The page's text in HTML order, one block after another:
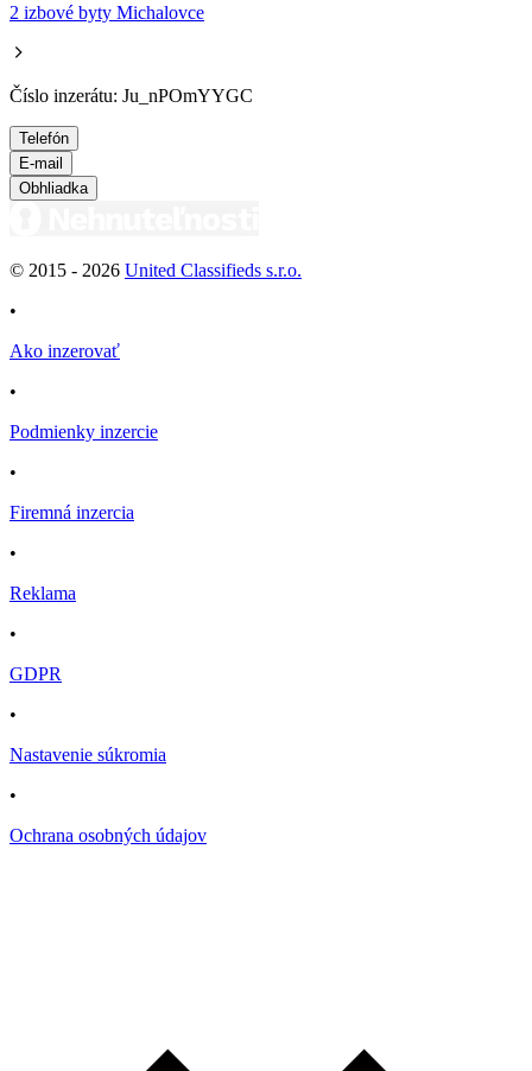
2 izbové byty Michalovce
Číslo inzerátu: Ju_nPOmYYGC
Telefón
E-mail
Obhliadka
© 2015 - 2026 United Classifieds s.r.o.
•
Ako inzerovať
•
Podmienky inzercie
•
Firemná inzercia
•
Reklama
•
GDPR
•
Nastavenie súkromia
•
Ochrana osobných údajov